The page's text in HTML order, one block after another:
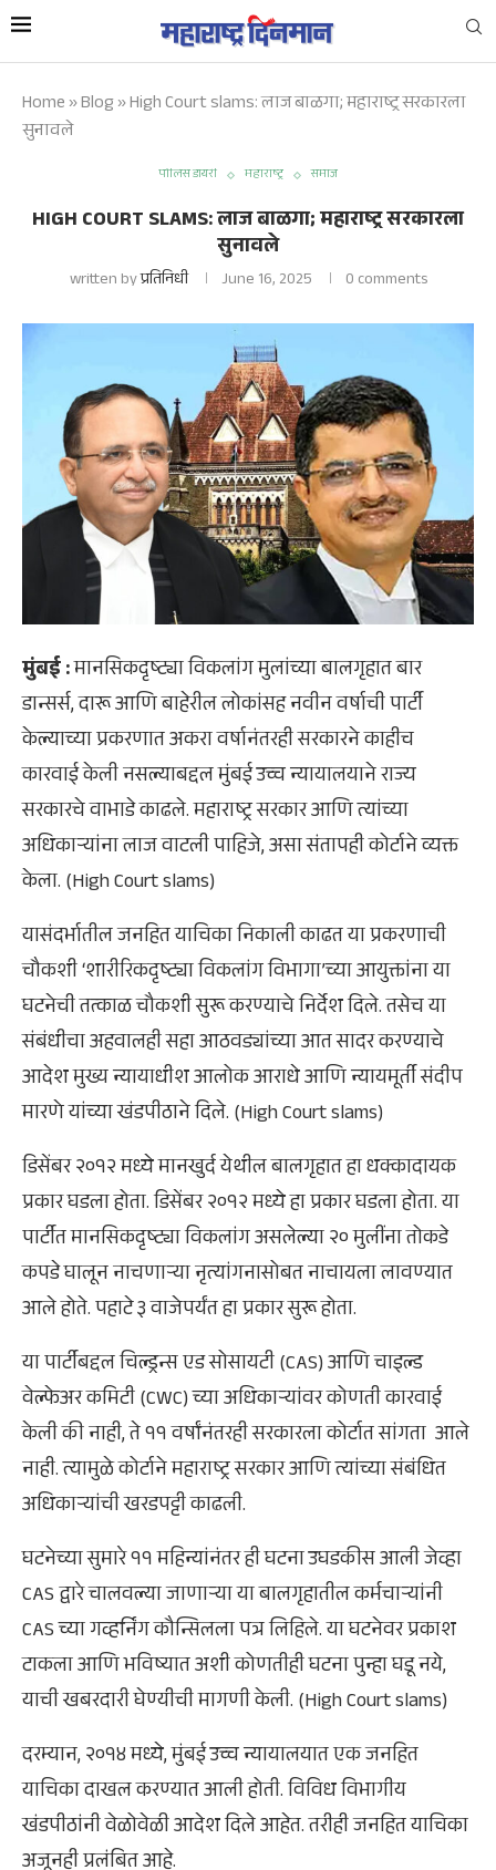
Home»Blog»High Court slams: लाज बाळगा; महाराष्ट्र सरकारला
सुनावले
पोलिस डायरी महाराष्ट्र समाज
HIGH COURT SLAMS: लाज बाळगा; महाराष्ट्र सरकारला
सुनावले
written byप्रतिनिधी June 16, 2025 0 comments
मुंबई :मानसिकदृष्ट्या विकलांग मुलांच्या बालगृहात बार
डान्सर्स, दारू आणि बाहेरील लोकांसह नवीन वर्षाची पार्टी
केल्याच्या प्रकरणात अकरा वर्षानंतरही सरकारने काहीच
कारवाई केली नसल्याबद्दल मुंबई उच्च न्यायालयाने राज्य
सरकारचे वाभाडे काढले. महाराष्ट्र सरकार आणि त्यांच्या
अधिकाऱ्यांना लाज वाटली पाहिजे, असा संतापही कोर्टाने व्यक्त
केला. (High Court slams)
यासंदर्भातील जनहित याचिका निकाली काढत या प्रकरणाची
चौकशी ‘शारीरिकदृष्ट्या विकलांग विभागा’च्या आयुक्तांना या
घटनेची तत्काळ चौकशी सुरू करण्याचे निर्देश दिले. तसेच या
संबंधीचा अहवालही सहा आठवड्यांच्या आत सादर करण्याचे
आदेश मुख्य न्यायाधीश आलोक आराधे आणि न्यायमूर्ती संदीप
मारणे यांच्या खंडपीठाने दिले. (High Court slams)
डिसेंबर २०१२ मध्ये मानखुर्द येथील बालगृहात हा धक्कादायक
प्रकार घडला होता. डिसेंबर २०१२ मध्ये हा प्रकार घडला होता. या
पार्टीत मानसिकदृष्ट्या विकलांग असलेल्या २० मुलींना तोकडे
कपडे घालून नाचणाऱ्या नृत्यांगनासोबत नाचायला लावण्यात
आले होते. पहाटे ३ वाजेपर्यंत हा प्रकार सुरू होता.
या पार्टीबद्दल चिल्ड्रन्स एड सोसायटी (CAS) आणि चाइल्ड
वेल्फेअर कमिटी (CWC) च्या अधिकाऱ्यांवर कोणती कारवाई
केली की नाही, ते ११ वर्षांनंतरही सरकारला कोर्टात सांगता आले
नाही. त्यामुळे कोर्टाने महाराष्ट्र सरकार आणि त्यांच्या संबंधित
अधिकाऱ्यांची खरडपट्टी काढली.
घटनेच्या सुमारे ११ महिन्यांनंतर ही घटना उघडकीस आली जेव्हा
CAS द्वारे चालवल्या जाणाऱ्या या बालगृहातील कर्मचाऱ्यांनी
CAS च्या गव्हर्निंग कौन्सिलला पत्र लिहिले. या घटनेवर प्रकाश
टाकला आणि भविष्यात अशी कोणतीही घटना पुन्हा घडू नये,
याची खबरदारी घेण्यीची मागणी केली. (High Court slams)
दरम्यान, २०१४ मध्ये, मुंबई उच्च न्यायालयात एक जनहित
याचिका दाखल करण्यात आली होती. विविध विभागीय
खंडपीठांनी वेळोवेळी आदेश दिले आहेत. तरीही जनहित याचिका
अजूनही प्रलंबित आहे.